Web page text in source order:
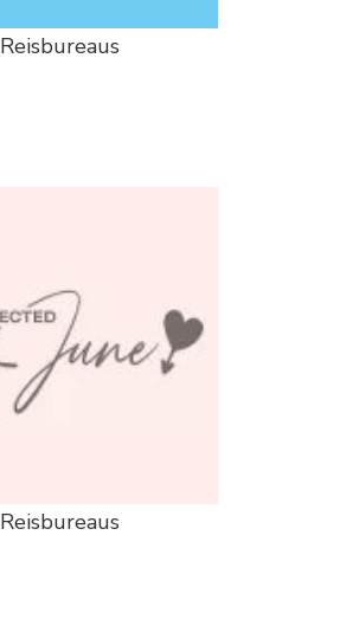
Reisbureaus
Reisbureaus